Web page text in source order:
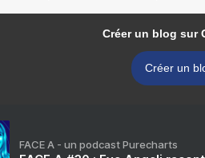
Créer un blog sur
Créer un
FACE A - un podcast Purecharts